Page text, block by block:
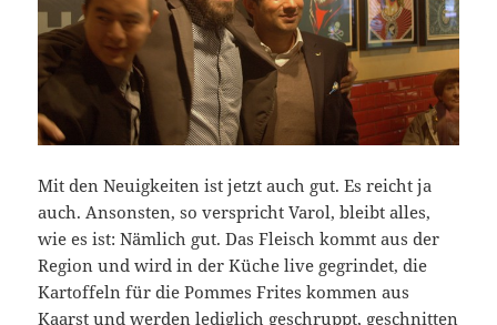
Mit den Neuigkeiten ist jetzt auch gut. Es reicht ja
auch. Ansonsten, so verspricht Varol, bleibt alles,
wie es ist: Nämlich gut. Das Fleisch kommt aus der
Region und wird in der Küche live gegrindet, die
Kartoffeln für die Pommes Frites kommen aus
Kaarst und werden lediglich geschruppt, geschnitten